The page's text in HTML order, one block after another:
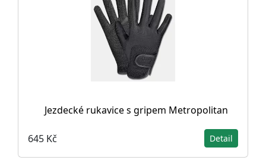
Jezdecké rukavice s gripem Metropolitan
645 Kč Detail